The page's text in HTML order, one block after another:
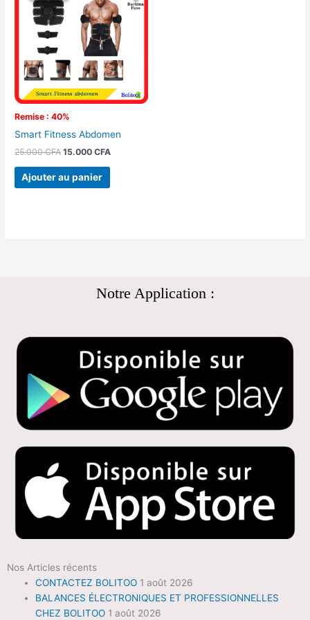
Remise : 40%
Smart Fitness Abdomen
25.000CFA
était :
25.000 CFA.
15.000CFA
est :
15.000 CFA.
Ajouter au panier
Notre Application :
Nos Articles récents
CONTACTEZ BOLITOO 1 août 2026
BALANCES ÉLECTRONIQUES ET PROFESSIONNELLES
CHEZ BOLITOO 1 août 2026